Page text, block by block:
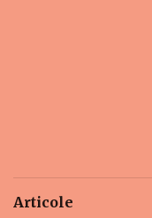
Articole